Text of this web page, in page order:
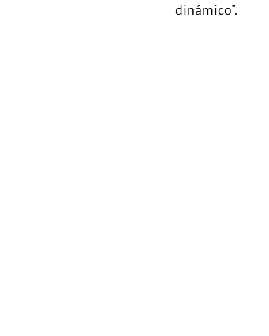
dinámico".